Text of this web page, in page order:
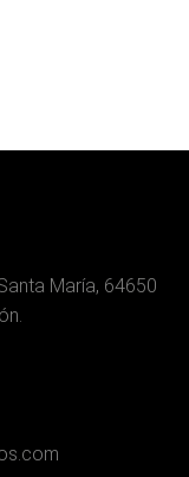
María, 64650